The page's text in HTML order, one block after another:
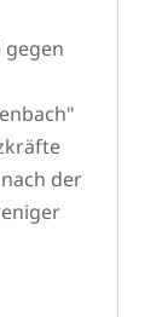
gegen
der